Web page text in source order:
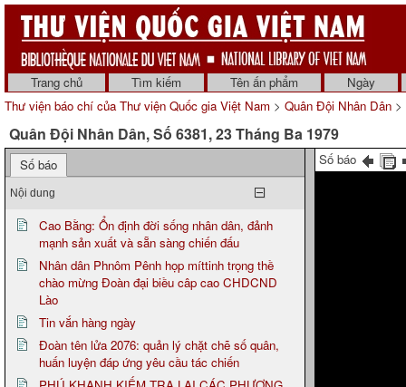
Trang chủ Tìm kiếm Tên ấn phẩm
Ngày
Thư viện báo chí của Thư viện Quốc gia Việt Nam > Quân Đội Nhân Dân >
Quân Đội Nhân Dân, Số 6381, 23 Tháng Ba 1979
Số báo
Nội dung
Cao Bằng: Ổn định đời sống nhân dân, đảnh
mạnh sản xuất và sẵn sàng chiến đấu
Nhân dân Phnôm Pênh họp míttinh trọng thề
chào mừng Đoàn đại biều câp cao CHDCND
Lào
Tin vắn hàng ngày
Đoàn tên lửa 2076: quản lý chặt chẽ số quân,
huấn luyện đáp ứng yêu cầu tác chiến
Số báo